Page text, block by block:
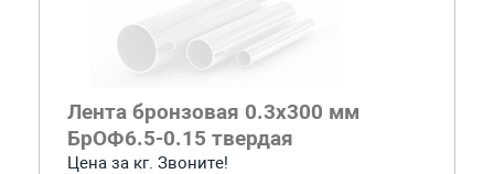
Лента бронзовая 0.3x300 мм
БрОФ6.5-0.15 твердая
Цена за кг. Звоните!